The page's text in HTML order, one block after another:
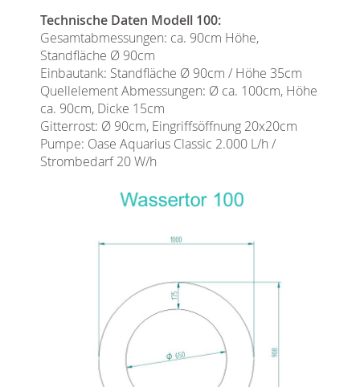
Technische Daten Modell 100:
Gesamtabmessungen: ca. 90cm Höhe,
Standfläche Ø 90cm
Einbautank: Standfläche Ø 90cm / Höhe 35cm
Quellelement Abmessungen: Ø ca. 100cm, Höhe
ca. 90cm, Dicke 15cm
Gitterrost: Ø 90cm, Eingriffsöffnung 20x20cm
Pumpe: Oase Aquarius Classic 2.000 L/h /
Strombedarf 20 W/h